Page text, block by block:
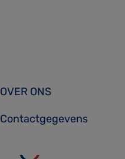
OVER ONS
Contactgegevens